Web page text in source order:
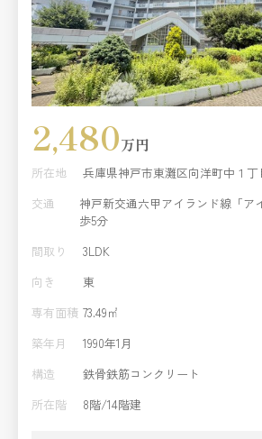
2,480万円
所在地
兵庫県神戸市東灘区向洋町中１丁
交通
神戸新交通六甲アイランド線「ア
歩5分
間取り
3LDK
向き
東
専有面積 73.49㎡
築年月
1990年1月
構造
鉄骨鉄筋コンクリート
所在階
8階/14階建